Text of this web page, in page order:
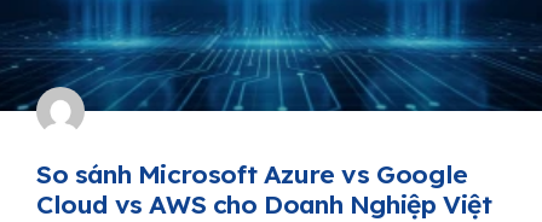
So sánh Microsoft Azure vs Google
Cloud vs AWS cho Doanh Nghiệp Việt